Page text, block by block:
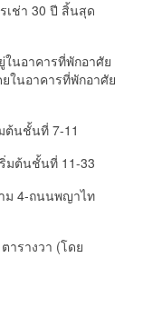
า 30 ปี สิ้นสุด
รที่พักอาศัย
ในอาคารที่พักอาศัย
ที่ 7-11
ที่ 11-33
4-ถนนพญาไท
างวา (โดย